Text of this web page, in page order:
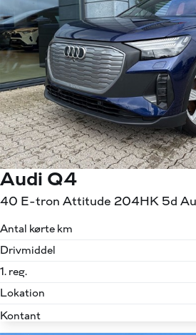
Audi Q4
40 E-tron Attitude 204HK 5d
Antal kørte km
Drivmiddel
1. reg.
Lokation
Kontant